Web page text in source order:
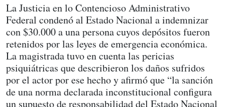
La Justicia en lo Contencioso Administrativo
Federal condenó al Estado Nacional a indemnizar
con $30.000 a una persona cuyos depósitos fueron
retenidos por las leyes de emergencia económica.
La magistrada tuvo en cuenta las pericias
psiquiátricas que describieron los daños sufridos
por el actor por ese hecho y afirmó que “la sanción
de una norma declarada inconstitucional configura
un supuesto de responsabilidad del Estado Nacional